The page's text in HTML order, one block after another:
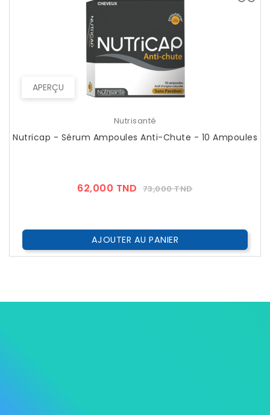
APERÇU
Nutrisanté
Nutricap - Sérum Ampoules Anti-Chute - 10 Ampoules
62,000 TND Prix
73,000 TNDPrix
AJOUTER AU PANIER